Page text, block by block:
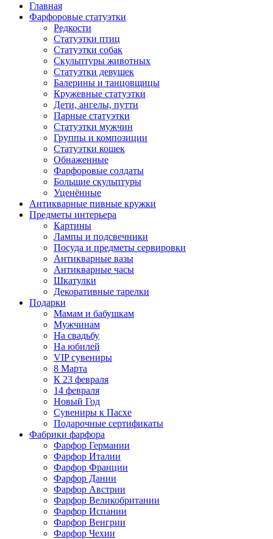
Главная
Фарфоровые статуэтки
Редкости
Cтатуэтки птиц
Cтатуэтки собак
Скульптуры животных
Статуэтки девушек
Балерины и танцовщицы
Кружевные статуэтки
Дети, ангелы, путти
Парные статуэтки
Статуэтки мужчин
Группы и композиции
Статуэтки кошек
Обнаженные
Фарфоровые солдаты
Большие скульптуры
Уценённые
Антикварные пивные кружки
Предметы интерьера
Картины
Лампы и подсвечники
Посуда и предметы сервировки
Антикварные вазы
Антикварные часы
Шкатулки
Декоративные тарелки
Подарки
Мамам и бабушкам
Мужчинам
На свадьбу
На юбилей
VIP сувениры
8 Марта
К 23 февраля
14 февраля
Новый Год
Сувениры к Пасхе
Подарочные сертификаты
Фабрики фарфора
Фарфор Германии
Фарфор Италии
Фарфор Франции
Фарфор Дании
Фарфор Австрии
Фарфор Великобритании
Фарфор Испании
Фарфор Венгрии
Фарфор Чехии